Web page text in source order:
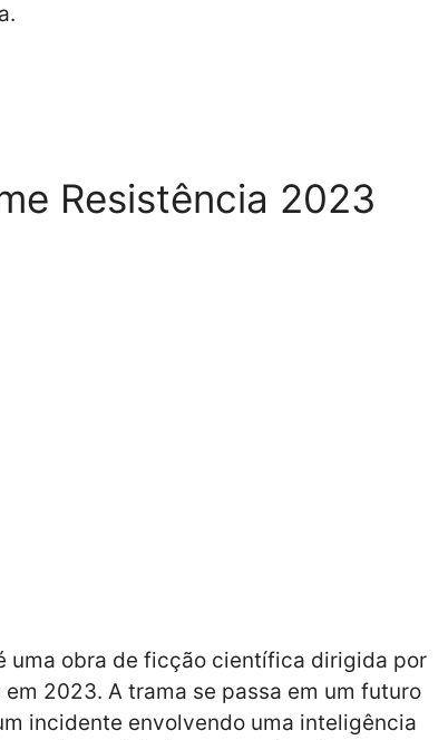
Resistência 2023
uma obra de ficção científica dirigida por
2023. A trama se passa em um futuro
incidente envolvendo uma inteligência